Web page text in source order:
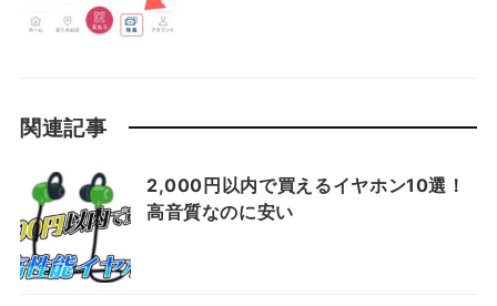
関連記事
2,000円以内で買えるイヤホン10選！
高音質なのに安い